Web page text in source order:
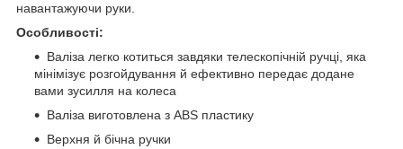
навантажуючи руки.
Особливості:
Валіза легко котиться завдяки телескопічній ручці, яка
мінімізує розгойдування й ефективно передає додане
вами зусилля на колеса
Валіза виготовлена з ABS пластику
Верхня й бічна ручки